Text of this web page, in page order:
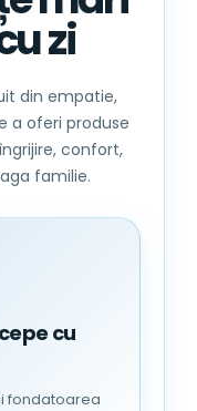
zi
din empatie,
a oferi produse
confort,
familie.
cu
fondatoarea